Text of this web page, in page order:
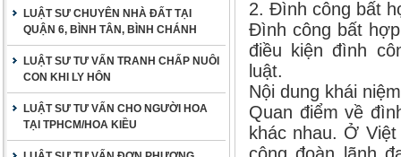
LUẬT SƯ CHUYÊN NHÀ ĐẤT TẠI
QUẬN 6, BÌNH TÂN, BÌNH CHÁNH
LUẬT SƯ TƯ VẤN TRANH CHẤP NUÔI
CON KHI LY HÔN
LUẬT SƯ TƯ VẤN CHO NGƯỜI HOA
TẠI TPHCM/HOA KIỀU
2. Đình công bất
Đình công bất
điều kiện đình
luật.
Nội dung khái
Quan điểm về
khác nhau. Ở